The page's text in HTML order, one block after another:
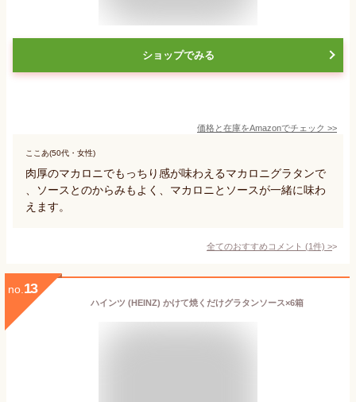
ショップでみる
価格と在庫をAmazonでチェック >>
ここあ(50代・女性)
肉厚のマカロニでもっちり感が味わえるマカロニグラタンで
、ソースとのからみもよく、マカロニとソースが一緒に味わ
えます。
全てのおすすめコメント (1件) >
no. 13
ハインツ (HEINZ) かけて焼くだけグラタンソース×6箱